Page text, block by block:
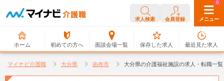
求人検索 会員登録 メニュー
ホーム 初めての方へ 面談会場一覧
0
保存した求人
0
最近見た求人
マイナビ介護職 大分県 由布市 大分県の介護福祉施設の求人・転職一覧